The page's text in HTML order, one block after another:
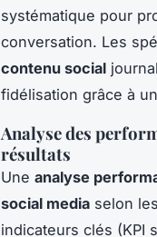
systématique pour
conversation. Les
contenu social
fidélisation grâce à
Analyse des
résultats
Une analyse
social media selon
indicateurs clés (KPI